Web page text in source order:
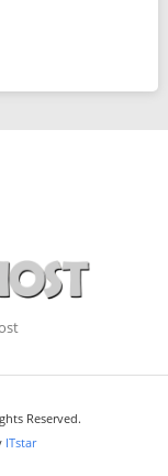
Reserved.
ITstar